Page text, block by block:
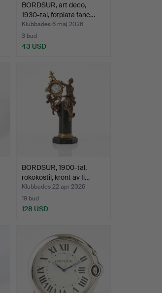
BORDSUR, art deco,
1930-tal, fotplata fane…
Klubbades 6 maj 2026
3 bud
43 USD
BORDSUR, 1900-tal,
rokokostil, krönt av fi…
Klubbades 22 apr 2026
19 bud
128 USD